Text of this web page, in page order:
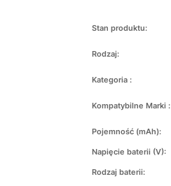
Stan produktu:
Rodzaj:
Kategoria :
Kompatybilne Marki :
Pojemność (mAh):
Napięcie baterii (V):
Rodzaj baterii: